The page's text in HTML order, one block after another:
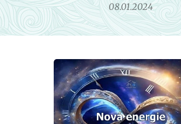
08.01.2024